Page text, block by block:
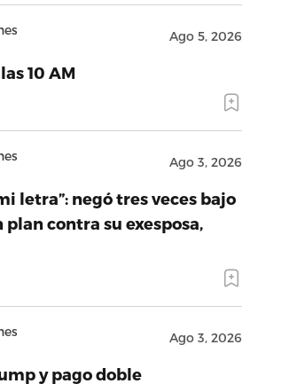
Ago 5, 2026
10 AM
Ago 3, 2026
letra”: negó tres veces bajo
plan contra su exesposa,
Ago 3, 2026
y pago doble